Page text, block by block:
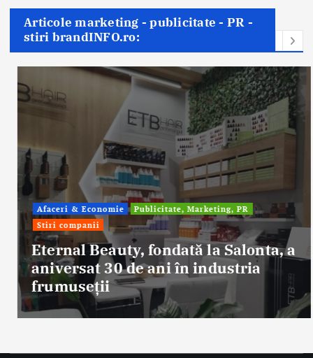
Articole marketing - publicitate - PR -
stiri brandINFO.ro:
Afaceri & Economie
Publicitate, Marketing, PR
Stiri companii
Eternal Beauty, fondată la Salonta, a
aniversat 30 de ani în industria
frumuseții